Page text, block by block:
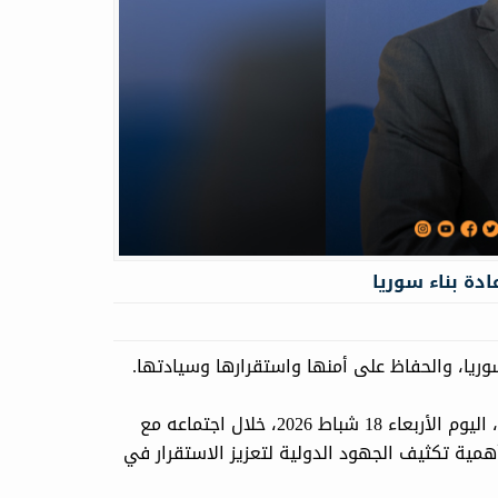
بناء سوريا
والحفاظ على أمنها واستقرارها وسيادتها.
بحسب ما ذكرت قناة "المملكة"، شدد ملك الأردن، عبد الله الثاني، اليوم الأربعاء 18 شباط 2026، خلال اجتماعه مع
تكثيف الجهود الدولية لتعزيز الاستقرار في